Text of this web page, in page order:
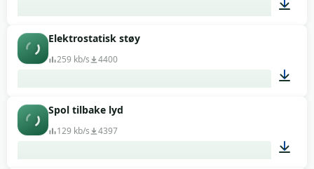
Elektrostatisk støy
259 kb/s 4400
Spol tilbake lyd
129 kb/s 4397